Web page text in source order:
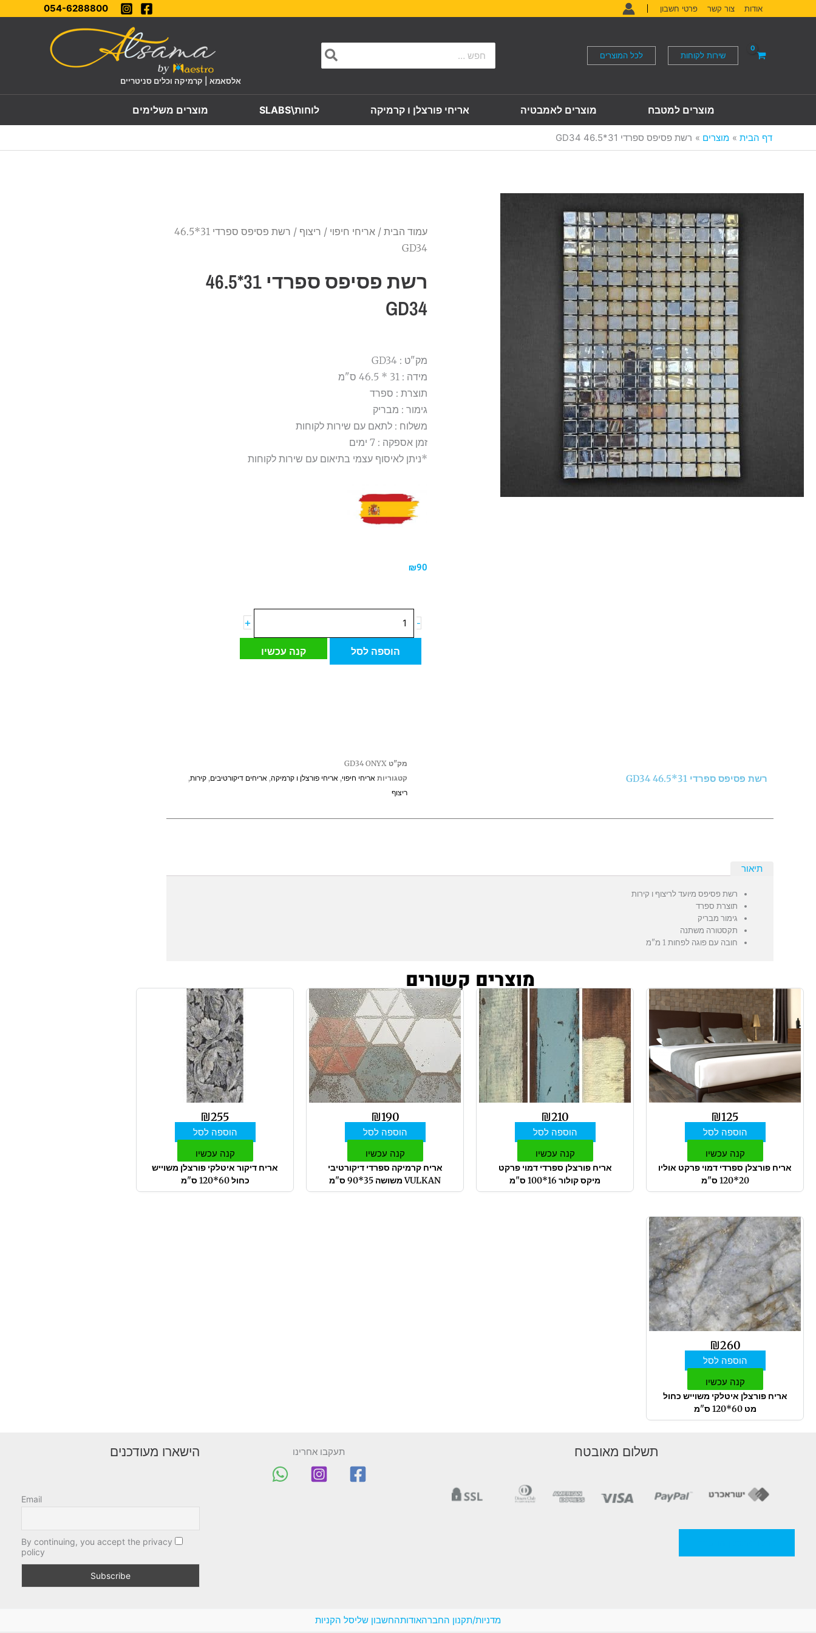
לתוכן
אודות צור קשר פרטי חשבון 054-6288800
שירות לקוחות לכל המוצרים
for:
אלסאמא | קרמיקה וכלים סניטריים
מוצרים למטבח מוצרים לאמבטיה אריחי פורצלן ו קרמיקה לוחות\SLABS מוצרים משלימים
דף הבית מוצרים רשת פסיפס ספרדי 31*46.5 GD34
עמוד הבית / אריחי חיפוי / ריצוף
/ רשת פסיפס ספרדי 31*46.5
GD34
רשת פסיפס ספרדי 31*46.5
GD34
מק"ט : GD34
מידה : 31 * 46.5 ס"מ
תוצרת : ספרד
גימור : מבריק
משלוח : לתאם עם שירות לקוחות
זמן אספקה : 7 ימים
*ניתן לאיסוף עצמי בתיאום עם שירות לקוחות
₪90
-
של
פסיפס
+
הוספה לסל קנה עכשיו
רשת פסיפס ספרדי 31*46.5 GD34
מק"טGD34 ONYX
קטגוריות אריחי חיפוי,אריחי פורצלן ו קרמיקה,אריחים דיקורטיבים,קירות,
ריצוף
תיאור
רשת פסיפס מיועד לריצוף ו קירות
תוצרת ספרד
גימור מבריק
תקסטורה משתנה
חובה עם פוגה לפחות 1 מ"מ
מוצרים קשורים
₪125
הוספה לסל
קנה עכשיו
אריח פורצלן ספרדי דמוי פרקט אוליו
20*120 ס"מ
₪210
הוספה לסל
קנה עכשיו
אריח פורצלן ספרדי דמוי פרקט
מיקס קולור 16*100 ס"מ
₪190
הוספה לסל
קנה עכשיו
אריח קרמיקה ספרדי דיקורטיבי
VULKAN משושה 35*90 ס"מ
₪255
הוספה לסל
קנה עכשיו
אריח דיקור איטלקי פורצלן משוייש
כחול 60*120 ס"מ
₪260
הוספה לסל
קנה עכשיו
אריח פורצלן איטלקי משוייש כחול
מט 60*120 ס"מ
תשלום מאובטח תעקבו אחרינו הישארו מעודכנים
Email
By continuing, you accept the privacy
policy
מדניות/תקנון החברהאודותהחשבון שליסל הקניות